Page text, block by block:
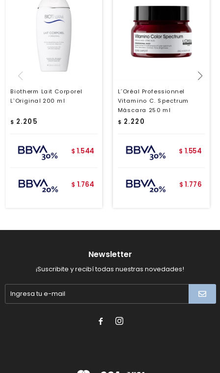
Biotherm Lait Corporel
L`Original 200 ml
$ 2.205
$ 1.544
$ 1.764
L´Oréal Professionnel
Vitamino C. Spectrum
Máscara 250 ml
$ 2.220
$ 1.554
$ 1.776
Newsletter
¡Suscribite y recibí todas nuestras novedades!
 